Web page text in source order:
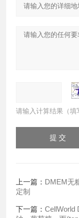
请输入计算结果（
上一篇： DMEM无
定制
下一篇：CellWorld